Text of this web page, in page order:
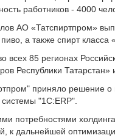
работников - 4000
АО «Татспиртпром»
а также спирт класса
всех 85 регионах
Республики
приняло решение о
"1С:ERP".
потребностями
к дальнейшей